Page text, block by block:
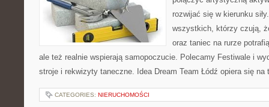
rozwijać się w kierunku
wszystkich, którzy czują,
oraz taniec na rurze
ale też realnie wspierają samopoczucie. Polecamy Festiwale i
stroje i rekwizyty taneczne. Idea Dream Team Łódź opiera się
CATEGORIES: NIERUCHOMOŚCI